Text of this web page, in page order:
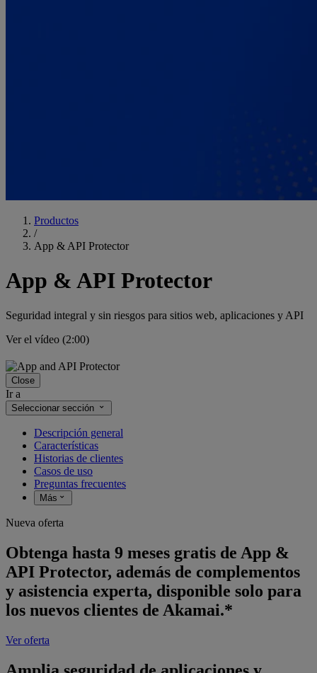
Productos
/
App & API Protector
App & API Protector
Seguridad integral y sin riesgos para sitios web, aplicaciones y API
Ver el vídeo (2:00)
Close
Ir a
Seleccionar sección
Descripción general
Características
Historias de clientes
Casos de uso
Preguntas frecuentes
Más
Nueva oferta
Obtenga hasta 9 meses gratis de App &
API Protector, además de complementos
y asistencia experta, disponible solo para
los nuevos clientes de Akamai.*
Ver oferta